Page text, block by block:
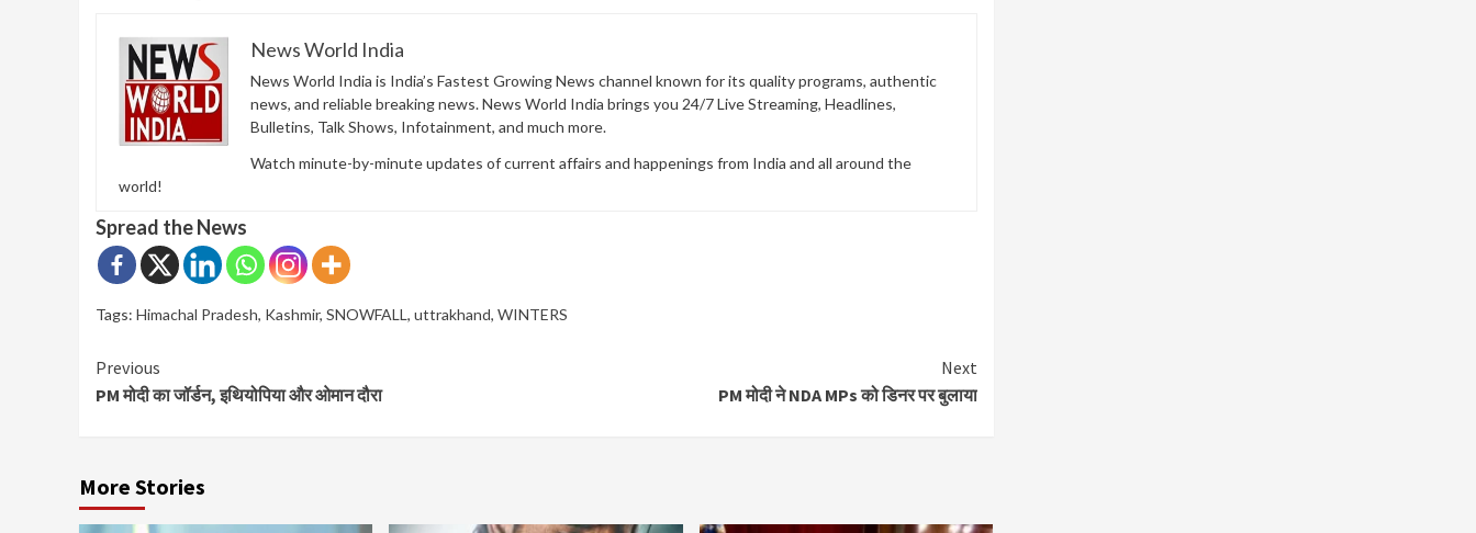
News World India
News World India is India’s Fastest Growing News channel known for its quality programs, authentic
news, and reliable breaking news. News World India brings you 24/7 Live Streaming, Headlines,
Bulletins, Talk Shows, Infotainment, and much more.
Watch minute-by-minute updates of current affairs and happenings from India and all around the
world!
Spread the News
Tags: Himachal Pradesh, Kashmir, SNOWFALL , uttrakhand, WINTERS
Continue
Reading
Previous
PM मोदी का जॉर्डन, इथियोपिया और ओमान दौरा
Next
PM मोदी ने NDA MPs को डिनर पर बुलाया
More Stories